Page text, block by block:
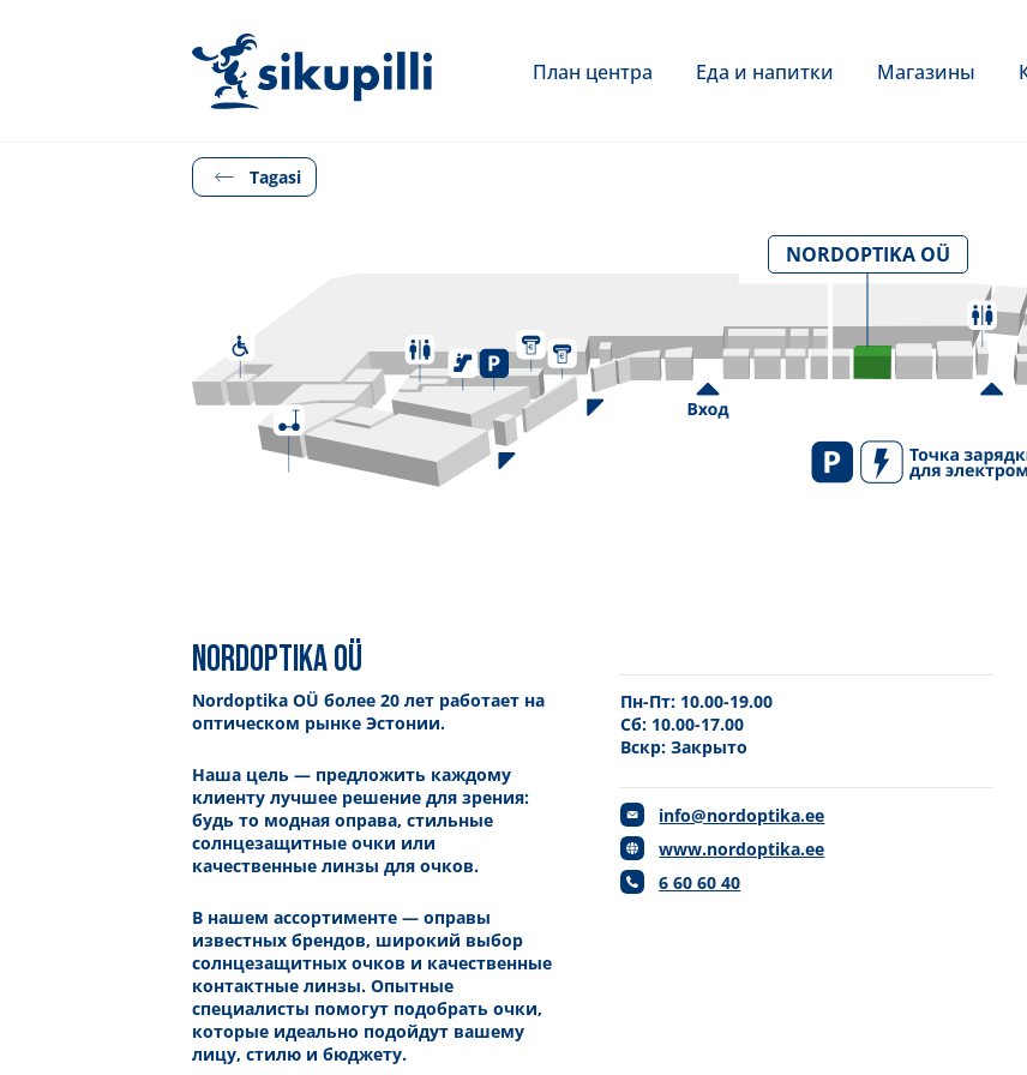
План центра Еда и напитки Магазины
Tagasi
NORDOPTIKA OÜ
NORDOPTIKA OÜ
Nordoptika OÜ более 20 лет работает на
оптическом рынке Эстонии.
Наша цель — предложить каждому
клиенту лучшее решение для зрения:
будь то модная оправа, стильные
солнцезащитные очки или
качественные линзы для очков.
В нашем ассортименте — оправы
известных брендов, широкий выбор
солнцезащитных очков и качественные
контактные линзы. Опытные
специалисты помогут подобрать очки,
которые идеально подойдут вашему
лицу, стилю и бюджету.
Пн-Пт: 10.00-19.00
Сб: 10.00-17.00
Вскр: Закрыто
info@nordoptika.ee
www.nordoptika.ee
6 60 60 40